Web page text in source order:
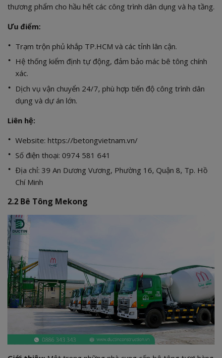
thương phẩm cho hầu hết các công trình dân dụng và hạ tầng.
Ưu điểm:
Trạm trộn phủ khắp TP.HCM và các tỉnh lân cận.
Hệ thống kiểm định tự động, đảm bảo mác bê tông chính
xác.
Dịch vụ vận chuyển 24/7, phù hợp tiến độ công trình dân
dụng và dự án lớn.
Liên hệ:
Website: https://betongvietnam.vn/
Số điện thoại: 0974 581 641
Địa chỉ: 39 An Dương Vương, Phường 16, Quận 8, Tp. Hồ
Chí Minh
2.2 Bê Tông Mekong